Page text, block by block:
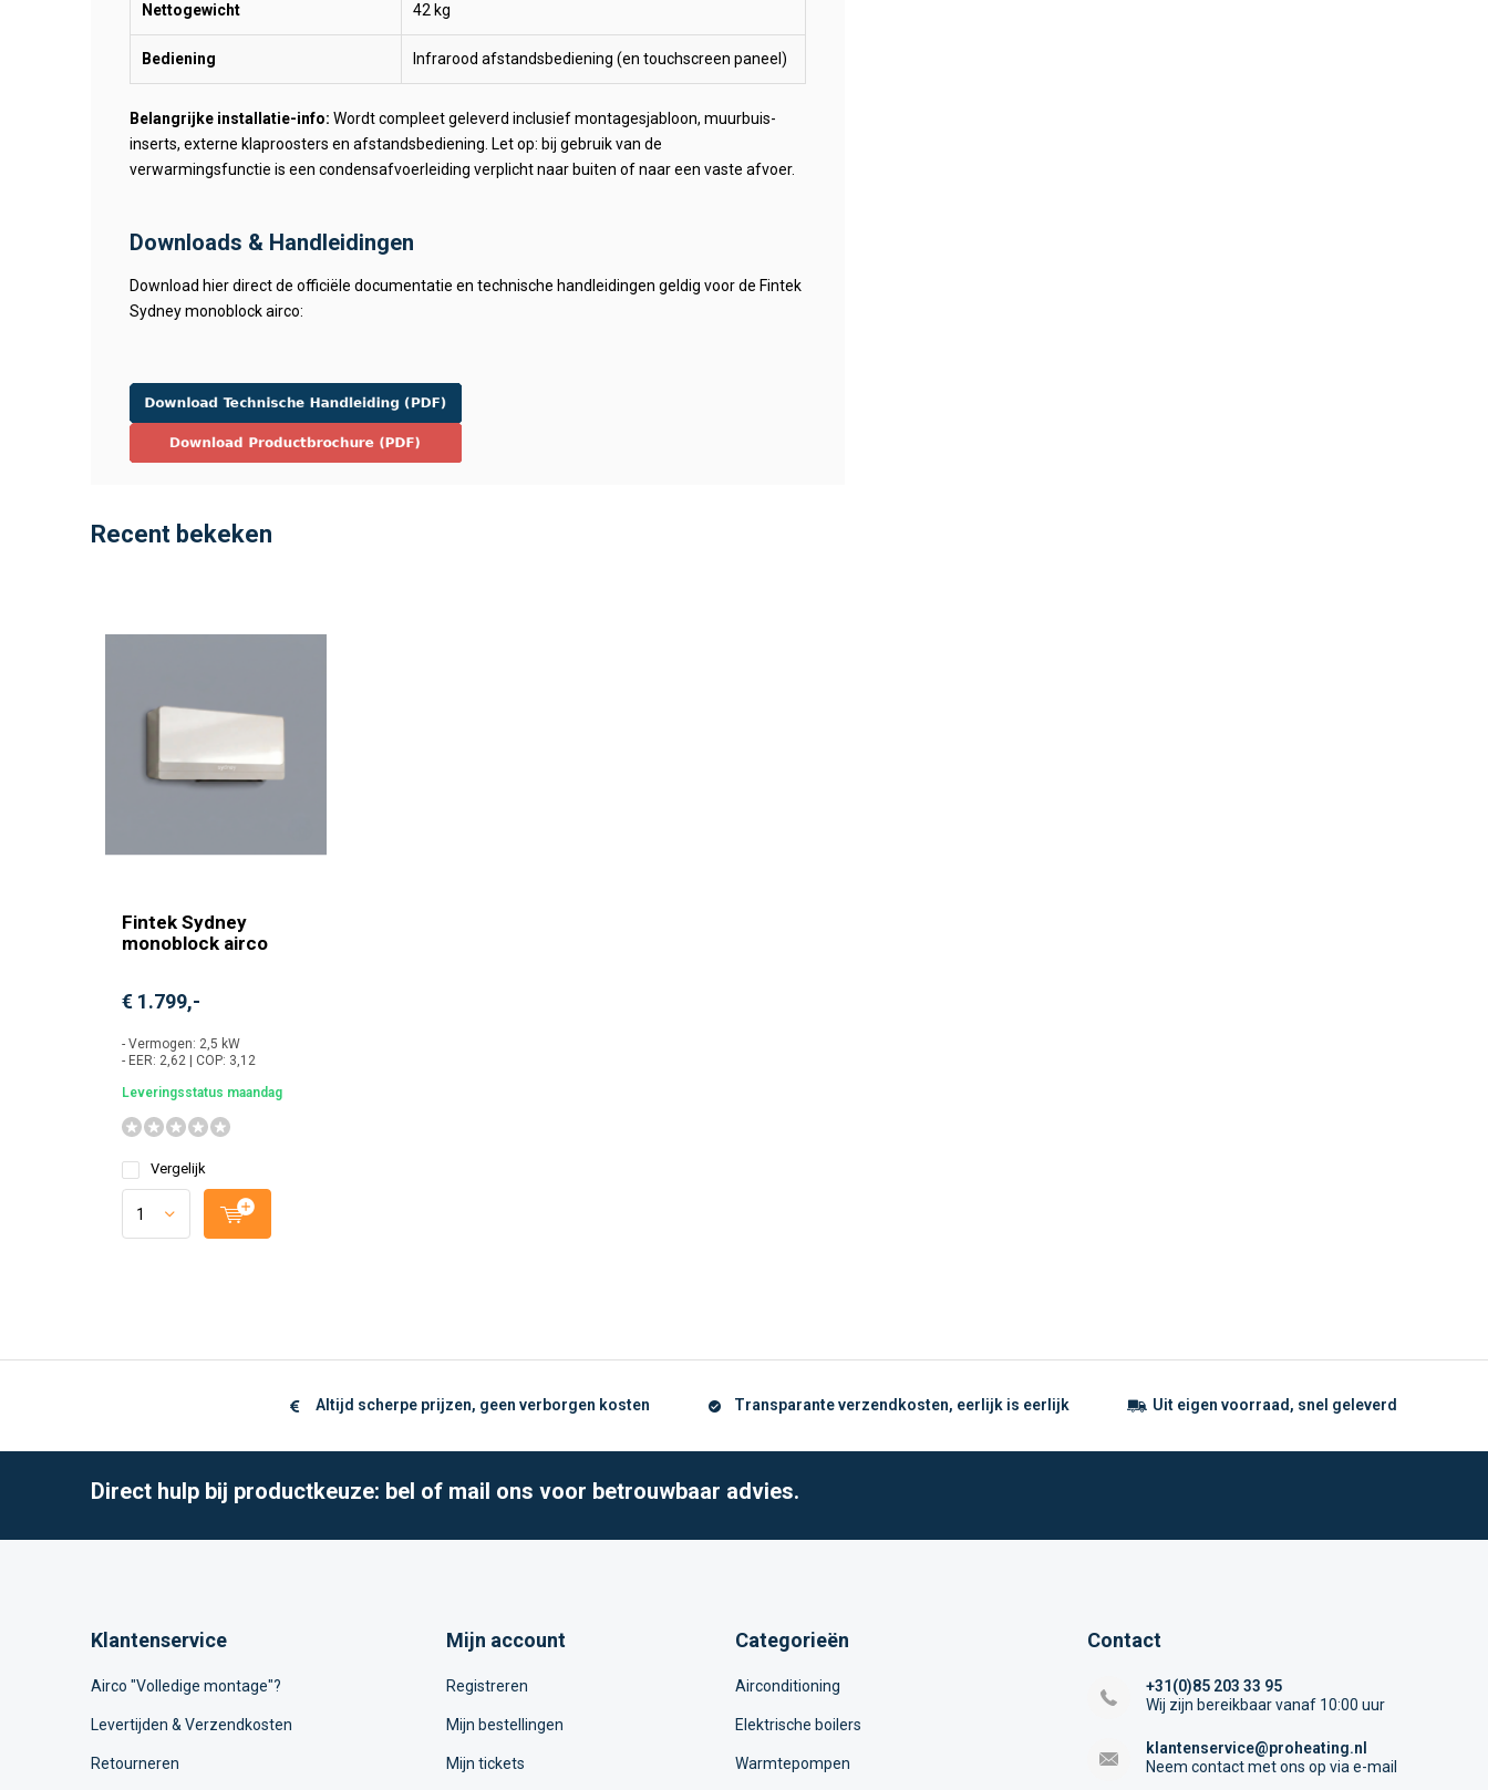
Nettogewicht 42 kg
Bediening Infrarood afstandsbediening (en touchscreen paneel)
Belangrijke installatie-info: Wordt compleet geleverd inclusief montagesjabloon, muurbuis-
inserts, externe klaproosters en afstandsbediening. Let op: bij gebruik van de
verwarmingsfunctie is een condensafvoerleiding verplicht naar buiten of naar een vaste afvoer.
Downloads & Handleidingen
Download hier direct de officiële documentatie en technische handleidingen geldig voor de Fintek
Sydney monoblock airco:
Recent bekeken
Fintek Sydney
monoblock airco
€ 1.799,-
- Vermogen: 2,5 kW
- EER: 2,62 | COP: 3,12
Leveringsstatus maandag
Vergelijk
Altijd scherpe prijzen, geen verborgen kosten Transparante verzendkosten, eerlijk is eerlijk Uit eigen voorraad, snel geleverd
Direct hulp bij productkeuze: bel of mail ons voor betrouwbaar advies.
Klantenservice
Airco "Volledige montage"?
Levertijden & Verzendkosten
Retourneren
Mijn account
Registreren
Mijn bestellingen
Mijn tickets
Categorieën
Airconditioning
Elektrische boilers
Warmtepompen
Contact
+31(0)85 203 33 95
Wij zijn bereikbaar vanaf 10:00 uur
klantenservice@proheating.nl
Neem contact met ons op via e-mail